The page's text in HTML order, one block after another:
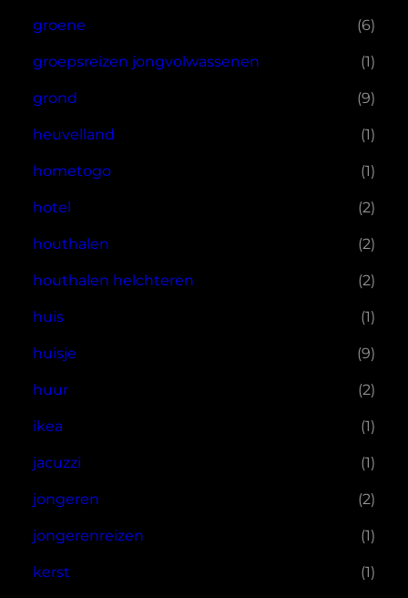
groene (6)
groepsreizen jongvolwassenen (1)
grond (9)
heuvelland (1)
hometogo (1)
hotel (2)
houthalen (2)
houthalen helchteren (2)
huis (1)
huisje (9)
huur (2)
ikea (1)
jacuzzi (1)
jongeren (2)
jongerenreizen (1)
kerst (1)